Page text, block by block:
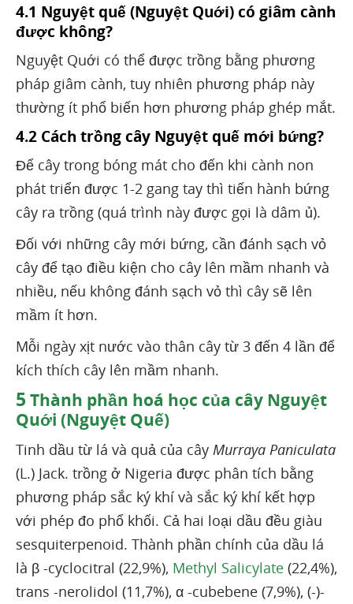
4.1 Nguyệt quế (Nguyệt Quới) có giâm cành
được không?
Nguyệt Quới có thể được trồng bằng phương
pháp giâm cành, tuy nhiên phương pháp này
thường ít phổ biến hơn phương pháp ghép mắt.
4.2 Cách trồng cây Nguyệt quế mới bứng?
Để cây trong bóng mát cho đến khi cành non
phát triển được 1-2 gang tay thì tiến hành bứng
cây ra trồng (quá trình này được gọi là dâm ủ).
Đối với những cây mới bứng, cần đánh sạch vỏ
cây để tạo điều kiện cho cây lên mầm nhanh và
nhiều, nếu không đánh sạch vỏ thì cây sẽ lên
mầm ít hơn.
Mỗi ngày xịt nước vào thân cây từ 3 đến 4 lần để
kích thích cây lên mầm nhanh.
5 Thành phần hoá học của cây Nguyệt
Quới (Nguyệt Quế)
Tinh dầu từ lá và quả của cây Murraya Paniculata
(L.) Jack. trồng ở Nigeria được phân tích bằng
phương pháp sắc ký khí và sắc ký khí kết hợp
với phép đo phổ khối. Cả hai loại dầu đều giàu
sesquiterpenoid. Thành phần chính của dầu lá
là β -cyclocitral (22,9%), Methyl Salicylate (22,4%),
trans -nerolidol (11,7%), α -cubebene (7,9%), (-)-